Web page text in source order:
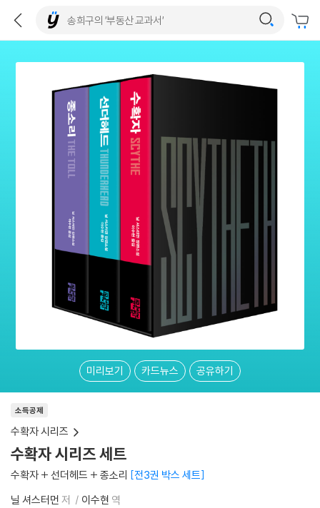
미리보기 카드뉴스 공유하기
소득공제
수확자 시리즈
수확자 시리즈 세트
수확자 + 선더헤드 + 종소리
전3권 박스 세트
닐 셔스터먼 저 이수현 역